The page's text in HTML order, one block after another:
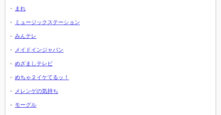
まれ
ミュージックステーション
みんテレ
メイドインジャパン
めざましテレビ
めちゃ２イケてるッ！
メレンゲの気持ち
モーグル